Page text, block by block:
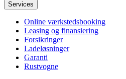
Services
Online værkstedsbooking
Leasing og finansiering
Forsikringer
Ladeløsninger
Garanti
Rustvogne